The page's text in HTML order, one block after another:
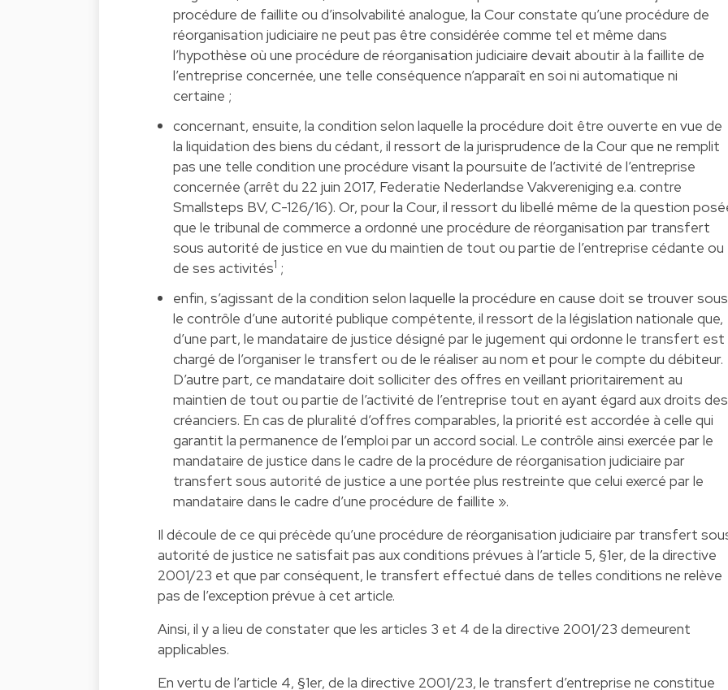
procédure de faillite ou d’insolvabilité analogue, la Cour constate qu’une procédure de
réorganisation judiciaire ne peut pas être considérée comme tel et même dans
l’hypothèse où une procédure de réorganisation judiciaire devait aboutir à la faillite de
l’entreprise concernée, une telle conséquence n’apparaît en soi ni automatique ni
certaine ;
concernant, ensuite, la condition selon laquelle la procédure doit être ouverte en vue de
la liquidation des biens du cédant, il ressort de la jurisprudence de la Cour que ne remplit
pas une telle condition une procédure visant la poursuite de l’activité de l’entreprise
concernée (arrêt du 22 juin 2017, Federatie Nederlandse Vakvereniging e.a. contre
Smallsteps BV, C-126/16). Or, pour la Cour, il ressort du libellé même de la question
que le tribunal de commerce a ordonné une procédure de réorganisation par transfert
sous autorité de justice en vue du maintien de tout ou partie de l’entreprise cédante ou
de ses activités1 ;
enfin, s’agissant de la condition selon laquelle la procédure en cause doit se trouver sous
le contrôle d’une autorité publique compétente, il ressort de la législation nationale que,
d’une part, le mandataire de justice désigné par le jugement qui ordonne le transfert est
chargé de l’organiser le transfert ou de le réaliser au nom et pour le compte du débiteur.
D’autre part, ce mandataire doit solliciter des offres en veillant prioritairement au
maintien de tout ou partie de l’activité de l’entreprise tout en ayant égard aux droits des
créanciers. En cas de pluralité d’offres comparables, la priorité est accordée à celle qui
garantit la permanence de l’emploi par un accord social. Le contrôle ainsi exercée par le
mandataire de justice dans le cadre de la procédure de réorganisation judiciaire par
transfert sous autorité de justice a une portée plus restreinte que celui exercé par le
mandataire dans le cadre d’une procédure de faillite ».
Il découle de ce qui précède qu’une procédure de réorganisation judiciaire par transfert
autorité de justice ne satisfait pas aux conditions prévues à l’article 5, §1er, de la directive
2001/23 et que par conséquent, le transfert effectué dans de telles conditions ne relève
pas de l’exception prévue à cet article.
Ainsi, il y a lieu de constater que les articles 3 et 4 de la directive 2001/23 demeurent
applicables.
En vertu de l’article 4, §1er, de la directive 2001/23, le transfert d’entreprise ne constitue